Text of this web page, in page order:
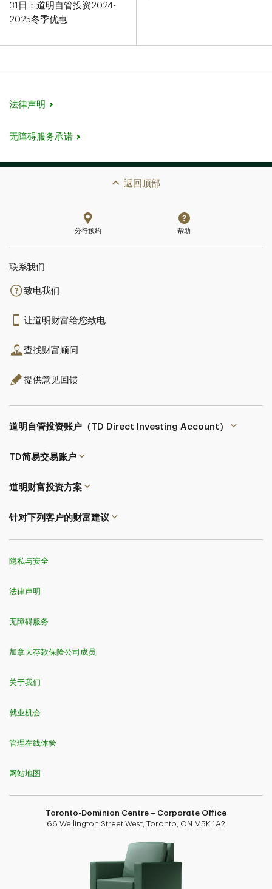
31日：道明自管投资2024-
2025冬季优惠
法律声明
无障碍服务承诺
返回顶部
分行预约 帮助
联系我们​​​​​​​
致电我们
让道明财富给您致电
查找财富顾问
提供意见回馈
道明自管投资账户（TD Direct Investing Account）
TD简易交易账户
道明财富投资方案
针对下列客户的财富建议
隐私与安全
法律声明
无障碍服务
加拿大存款保险公司成员
关于我们
就业机会
管理在线体验
网站地图
Toronto-Dominion Centre – Corporate Office
66 Wellington Street West, Toronto, ON M5K 1A2